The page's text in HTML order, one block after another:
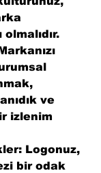
ve
izlenim
: Logonuz,
bir odak